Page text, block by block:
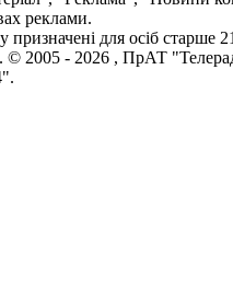
реклами.
призначені для осіб старше
© 2005 - 2026 , ПрАТ